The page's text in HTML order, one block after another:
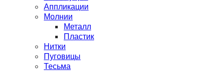
Аппликации
Молнии
Металл
Пластик
Нитки
Пуговицы
Тесьма